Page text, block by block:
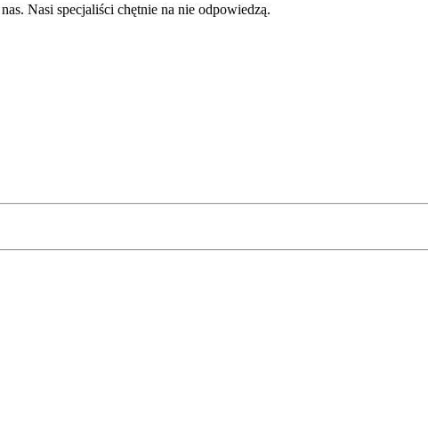
Nasi specjaliści chętnie na nie odpowiedzą.